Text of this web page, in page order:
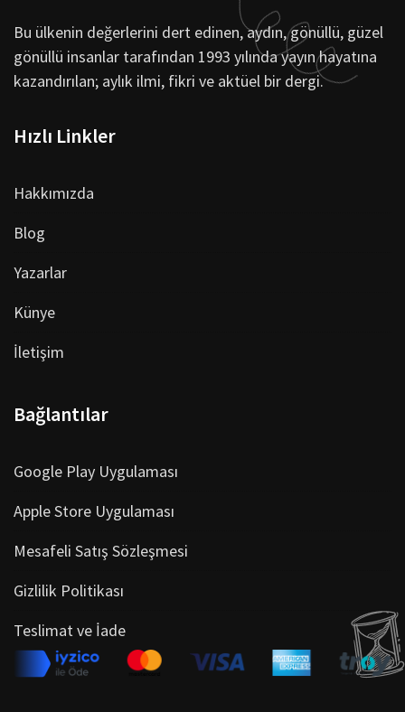
Bu ülkenin değerlerini dert edinen, aydın, gönüllü, güzel
gönüllü insanlar tarafından 1993 yılında yayın hayatına
kazandırılan; aylık ilmi, fikri ve aktüel bir dergi.
Hızlı Linkler
Hakkımızda
Blog
Yazarlar
Künye
İletişim
Bağlantılar
Google Play Uygulaması
Apple Store Uygulaması
Mesafeli Satış Sözleşmesi
Gizlilik Politikası
Teslimat ve İade